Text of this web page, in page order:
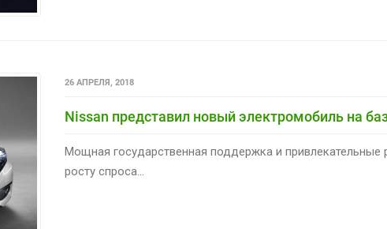
26 АПРЕЛЯ, 2018
Nissan представил новый электромобиль на
Мощная государственная поддержка и
росту спроса...